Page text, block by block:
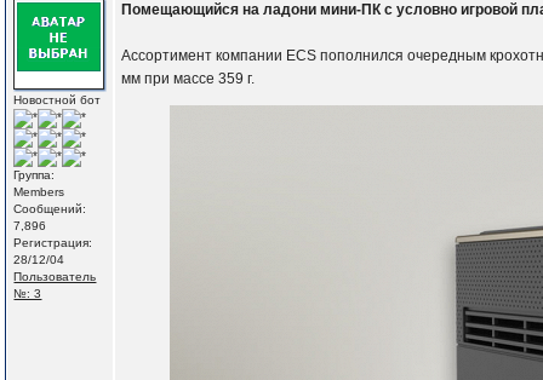
Новостной бот
Группа:
Members
Сообщений:
7,896
Регистрация:
28/12/04
Пользователь
№: 3
Помещающийся на ладони мини-ПК с условно игровой
Ассортимент компании ECS пополнился очередным
мм при массе 359 г.